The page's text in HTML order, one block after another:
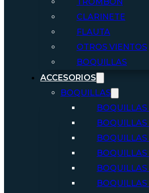
CLARINETE
FLAUTA
OTROS VIENTOS
BOQUILLAS
ACCESORIOS
BOQUILLAS
BOQUILLAS
BOQUILLAS